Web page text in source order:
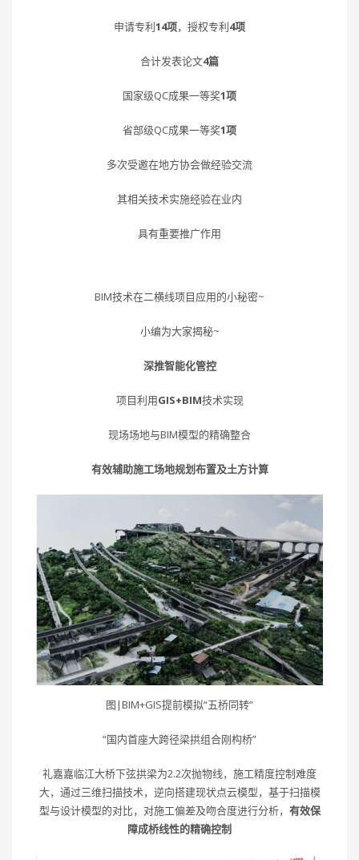
申请专利14项，授权专利4项
合计发表论文4篇
国家级QC成果一等奖1项
省部级QC成果一等奖1项
多次受邀在地方协会做经验交流
其相关技术实施经验在业内
具有重要推广作用
BIM技术在二横线项目应用的小秘密~
小编为大家揭秘~
深推智能化管控
项目利用GIS+BIM技术实现
现场场地与BIM模型的精确整合
有效辅助施工场地规划布置及土方计算
图|BIM+GIS提前模拟“五桥同转”
“国内首座大跨径梁拱组合刚构桥”
礼嘉嘉临江大桥下弦拱梁为2.2次抛物线，施工精度控制难度
大，通过三维扫描技术，逆向搭建现状点云模型，基于扫描模
型与设计模型的对比，对施工偏差及吻合度进行分析， 有效保
障成桥线性的精确控制